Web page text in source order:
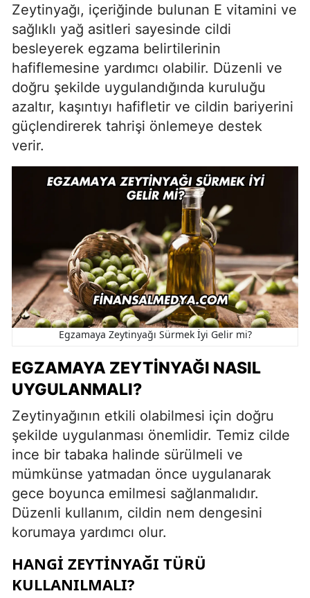
Zeytinyağı, içeriğinde bulunan E vitamini ve
sağlıklı yağ asitleri sayesinde cildi
besleyerek egzama belirtilerinin
hafiflemesine yardımcı olabilir. Düzenli ve
doğru şekilde uygulandığında kuruluğu
azaltır, kaşıntıyı hafifletir ve cildin bariyerini
güçlendirerek tahrişi önlemeye destek
verir.
Egzamaya Zeytinyağı Sürmek İyi Gelir mi?
EGZAMAYA ZEYTINYAĞI NASIL
UYGULANMALI?
Zeytinyağının etkili olabilmesi için doğru
şekilde uygulanması önemlidir. Temiz cilde
ince bir tabaka halinde sürülmeli ve
mümkünse yatmadan önce uygulanarak
gece boyunca emilmesi sağlanmalıdır.
Düzenli kullanım, cildin nem dengesini
korumaya yardımcı olur.
HANGI ZEYTINYAĞI TÜRÜ
KULLANILMALI?